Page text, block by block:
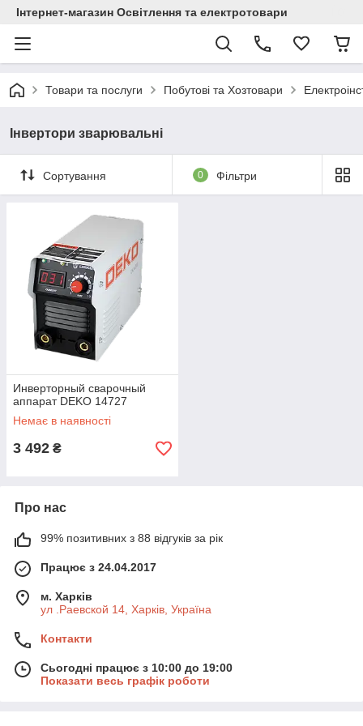
Інтернет-магазин Освітлення та електротовари
Товари та послуги Побутові та Хозтовари
Інвертори зварювальні
Сортування 0 Фільтри
Инверторный сварочный
аппарат DEKO 14727
Немає в наявності
3 492 ₴
Про нас
99% позитивних з 88 відгуків за рік
Працює з 24.04.2017
м. Харків
ул .Раевской 14, Харків, Україна
Контакти
Сьогодні працює з 10:00 до 19:00
Показати весь графік роботи